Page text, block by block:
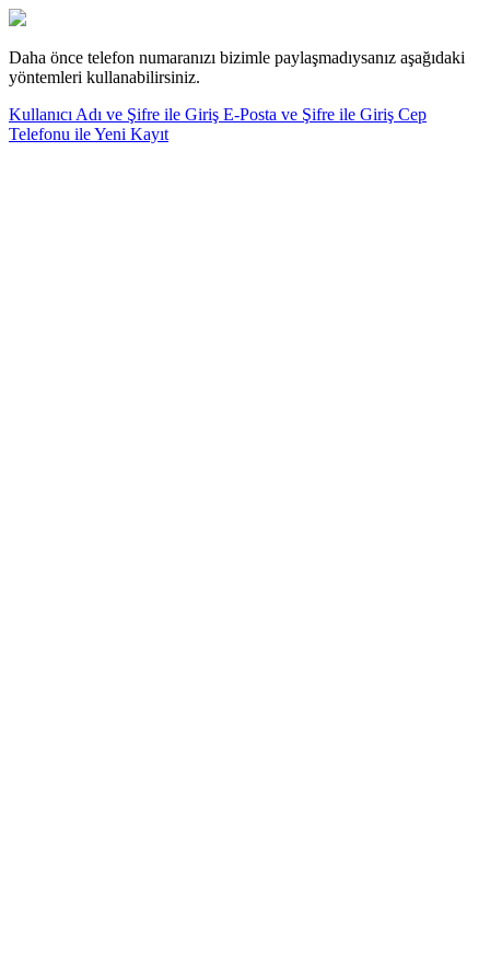
Daha önce telefon numaranızı bizimle paylaşmadıysanız aşağıdaki
yöntemleri kullanabilirsiniz.
Kullanıcı Adı ve Şifre ile Giriş E-Posta ve Şifre ile Giriş Cep
Telefonu ile Yeni Kayıt